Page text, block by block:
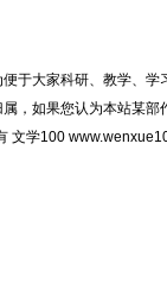
于大家科研、教学、
，如果您认为本站某
文学100